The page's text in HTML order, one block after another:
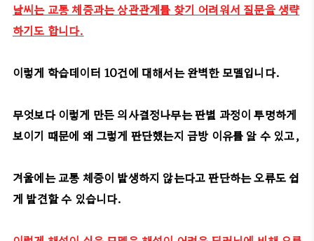
날씨는 교통 체증과는 상관관계를 찾기 어려워서 질문을 생략
하기도 합니다.
이렇게 학습데이터 10건에 대해서는 완벽한 모델입니다.
무엇보다 이렇게 만든 의사결정나무는 판별 과정이 투명하게
보이기 때문에 왜 그렇게 판단했는지 금방 이유를 알 수 있고,
겨울에는 교통 체증이 발생하지 않는다고 판단하는 오류도 쉽
게 발견할 수 있습니다.